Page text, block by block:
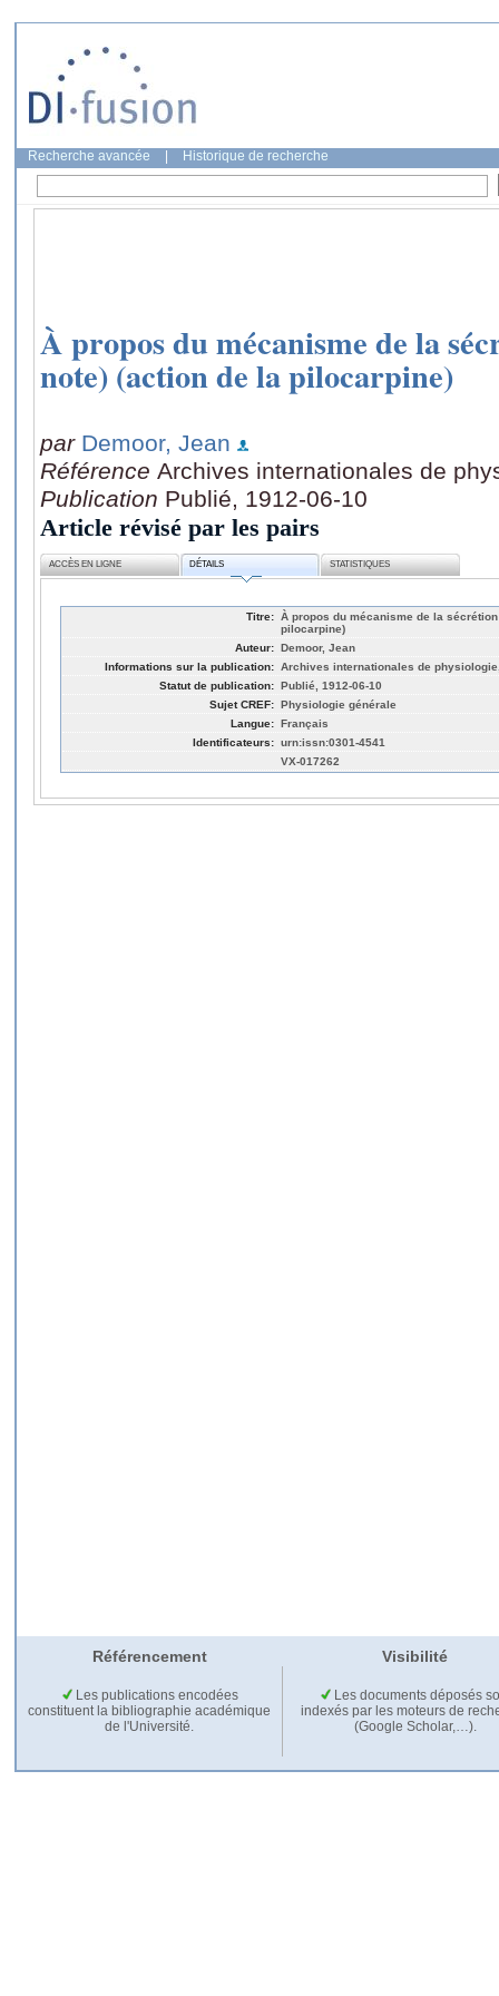
Recherche avancée Historique de recherche
À propos du mécanisme de la
note) (action de la pilocarpine)
par Demoor, Jean
Référence Archives internationales de
Publication Publié, 1912-06-10
Article révisé par les pairs
ACCÈS EN LIGNE DÉTAILS STATISTIQUES
Titre: À propos du mécanisme de la
pilocarpine)
Auteur: Demoor, Jean
Informations sur la publication: Archives internationales de
Statut de publication: Publié, 1912-06-10
Sujet CREF: Physiologie générale
Langue: Français
Identificateurs: urn:issn:0301-4541
VX-017262
Référencement Visibilité
Les publications encodées
constituent la bibliographie académique
de l'Université.
Les documents déposés
indexés par les moteurs de
(Google Scholar,…).